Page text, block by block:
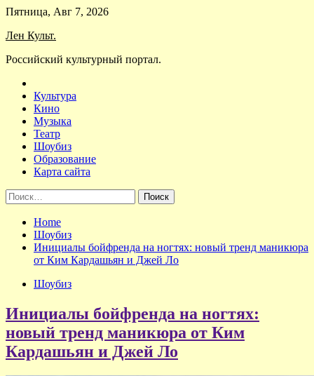
Skip
content
Пятница, Авг 7, 2026
Лен Культ.
Российский культурный портал.
Культура
Кино
Музыка
Театр
Шоубиз
Образование
Карта сайта
Найти:
Home
Шоубиз
Инициалы бойфренда на ногтях: новый тренд маникюра
от Ким Кардашьян и Джей Ло
Шоубиз
Инициалы бойфренда на ногтях:
новый тренд маникюра от Ким
Кардашьян и Джей Ло